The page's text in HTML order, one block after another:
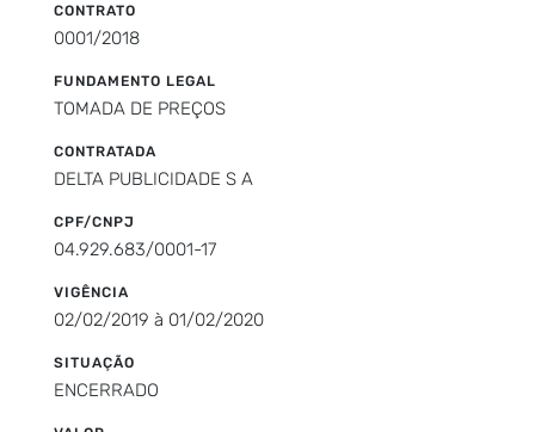
CONTRATO
0001/2018
FUNDAMENTO LEGAL
TOMADA DE PREÇOS
CONTRATADA
DELTA PUBLICIDADE S A
CPF/CNPJ
04.929.683/0001-17
VIGÊNCIA
02/02/2019 à 01/02/2020
SITUAÇÃO
ENCERRADO